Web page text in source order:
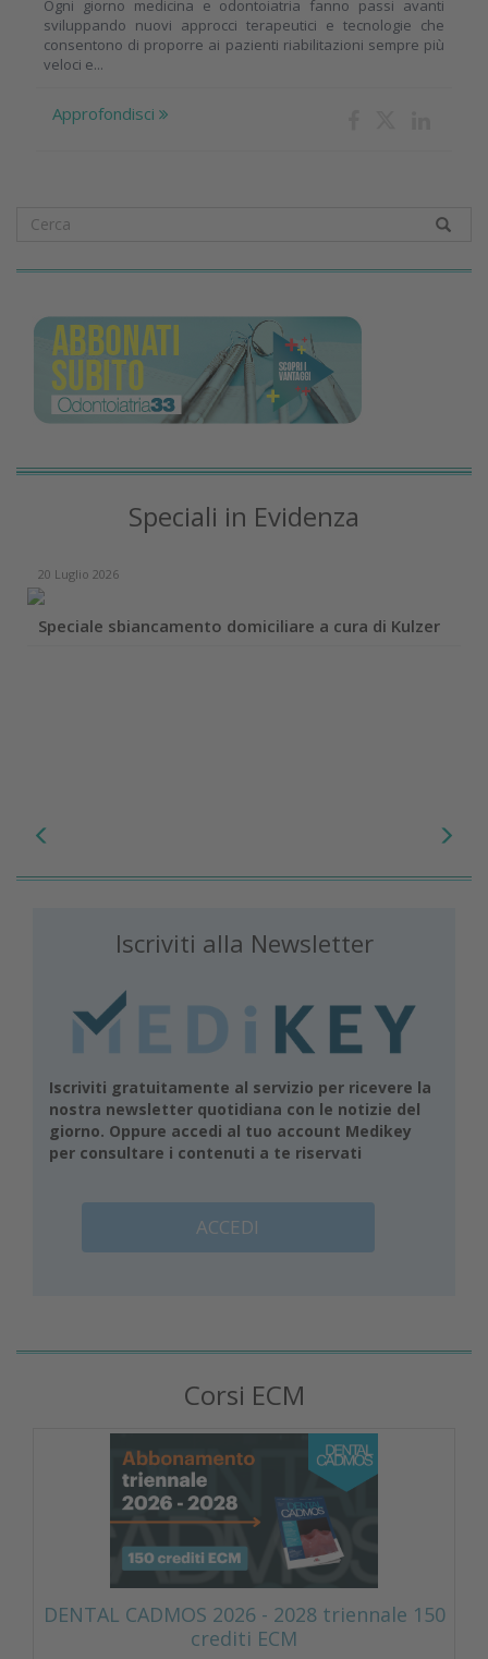
Ogni giorno medicina e odontoiatria fanno passi avanti
sviluppando nuovi approcci terapeutici e tecnologie che
consentono di proporre ai pazienti riabilitazioni sempre più
veloci e...
Approfondisci
Speciali in Evidenza
20 Luglio 2026
Speciale sbiancamento domiciliare a cura di Kulzer
Iscriviti alla Newsletter
Iscriviti gratuitamente al servizio per ricevere la
nostra newsletter quotidiana con le notizie del
giorno. Oppure accedi al tuo account Medikey
per consultare i contenuti a te riservati
ACCEDI
Corsi ECM
DENTAL CADMOS 2026 - 2028 triennale 150
crediti ECM